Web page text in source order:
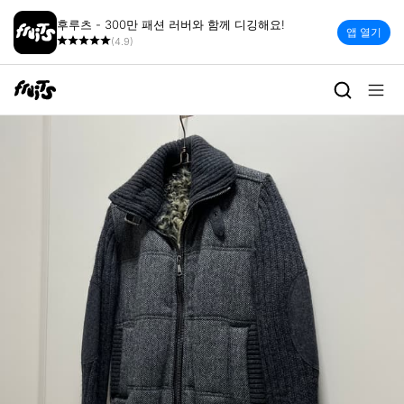
후루츠 - 300만 패션 러버와 함께 디깅해요!
(4.9)
앱 열기